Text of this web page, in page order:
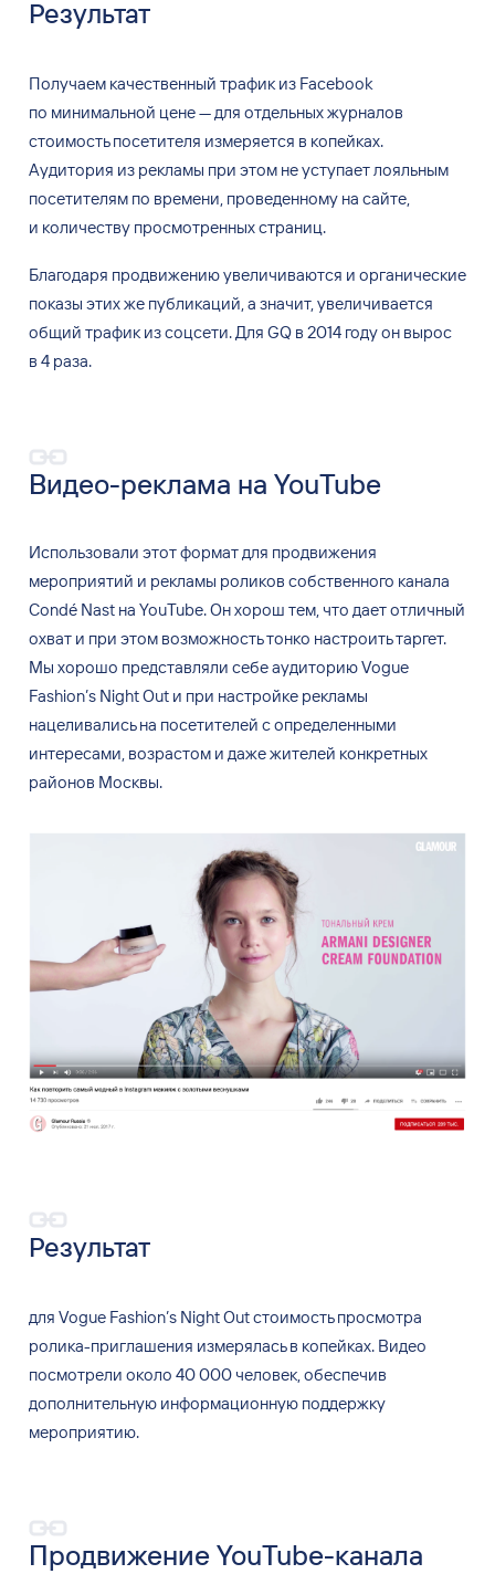
Результат
Получаем качественный трафик из Facebook
по минимальной цене—для отдельных журналов
стоимость посетителя измеряется в копейках.
Аудитория из рекламы при этом неуступает лояльным
посетителям по времени, проведенному на сайте,
и количеству просмотренных страниц.
Благодаря продвижению увеличиваются и органические
показы этихже публикаций, а значит, увеличивается
общий трафик изсоцсети. Для GQ в 2014 году он вырос
в 4 раза.
Видео-реклама на YouTube
Использовали этот формат для продвижения
мероприятий и рекламы роликов собственного канала
CondéNast на YouTube. Онхорош тем, что дает отличный
охват и при этом возможность тонко настроить таргет.
Мы хорошо представляли себе аудиторию Vogue
Fashion’s Night Out и при настройке рекламы
нацеливались на посетителей сопределенными
интересами, возрастом и даже жителей конкретных
районов Москвы.
Результат
для Vogue Fashion’s Night Out cтоимость просмотра
ролика-приглашения измерялась в копейках. Видео
посмотрели около 40000 человек, обеспечив
дополнительную информационную поддержку
мероприятию.
Продвижение YouTube-канала